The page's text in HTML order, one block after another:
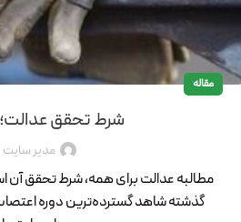
مقاله
شرط تحقق
مدیر سایت
مطالبه عدالت برای همه، شرط تحقق آن
گذشته شاهد گسترده‌ترین دوره